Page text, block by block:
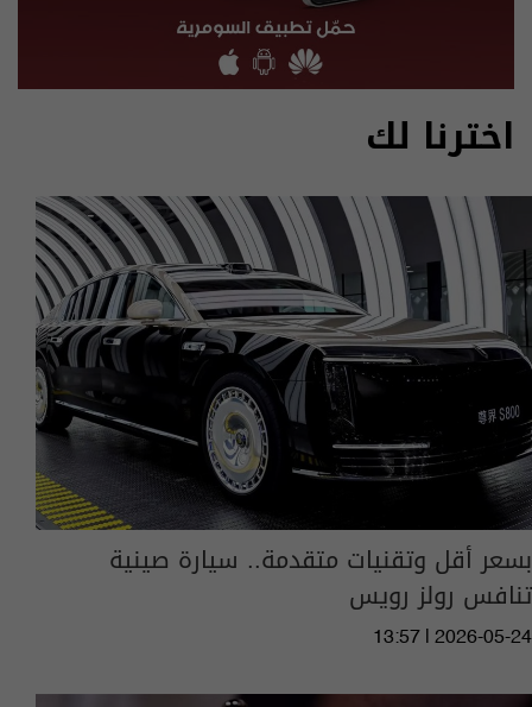
اخترنا لك
بسعر أقل وتقنيات متقدمة.. سيارة صينية
تنافس رولز رويس
13:57 | 2026-05-24